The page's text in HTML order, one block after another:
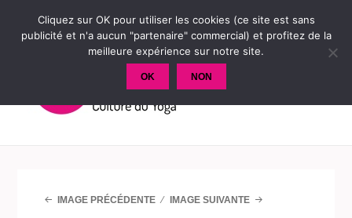
MENU
IMAGE PRÉCÉDENTE IMAGE SUIVANTE
Cliquez sur OK pour utiliser les cookies (ce site est sans
publicité et n'a aucun "partenaire" commercial) et profitez de la
meilleure expérience sur notre site.
OK NON